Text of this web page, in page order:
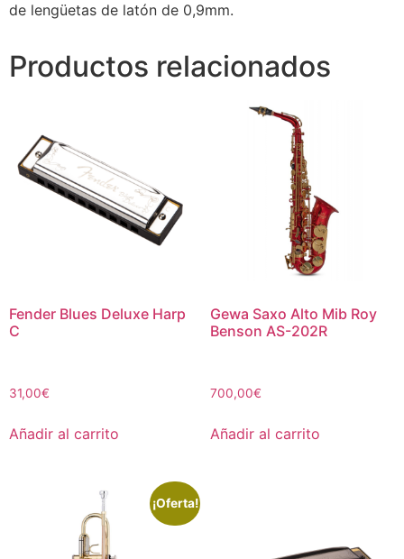
de lengüetas de latón de 0,9mm.
Productos relacionados
Fender Blues Deluxe Harp
C
31,00€
Añadir al carrito
Gewa Saxo Alto Mib Roy
Benson AS-202R
700,00€
Añadir al carrito
¡Oferta!